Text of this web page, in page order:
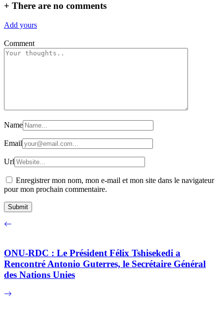
+ There are no comments
Add yours
Comment
Name
Email
Url
Enregistrer mon nom, mon e-mail et mon site dans le navigateur
pour mon prochain commentaire.
ONU-RDC : Le Président Félix Tshisekedi a
Rencontré Antonio Guterres, le Secrétaire Général
des Nations Unies